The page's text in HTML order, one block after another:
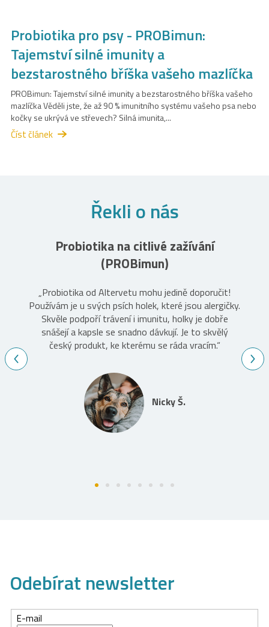
Probiotika pro psy - PROBimun:
Tajemství silné imunity a
bezstarostného bříška vašeho mazlíčka
PROBimun: Tajemství silné imunity a bezstarostného bříška vašeho
mazlíčka Věděli jste, že až 90 % imunitního systému vašeho psa nebo
kočky se ukrývá ve střevech? Silná imunita,...
Číst článek
Řekli o nás
Probiotika na citlivé zažívání
(PROBimun)
„Probiotika od Altervetu mohu jedině doporučit!
Používám je u svých psích holek, které jsou alergičky.
Skvěle podpoří trávení i imunitu, holky je dobře
snášejí a kapsle se snadno dávkují. Je to skvělý
český produkt, ke kterému se ráda vracím.“
Nicky Š.
Odebírat newsletter
E-mail